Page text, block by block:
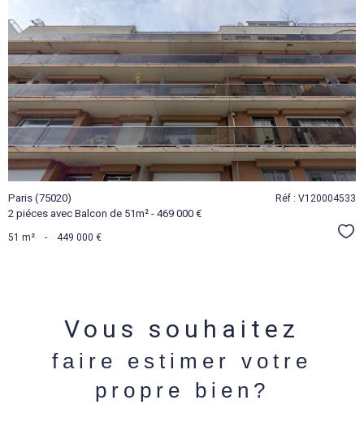
VOIR LE
BIEN
Paris (75020)
2 piéces avec Balcon de 51m² - 469 000 €
Réf : V120004533
51 m² - 449 000 €
Vous souhaitez
faire estimer votre
propre bien?